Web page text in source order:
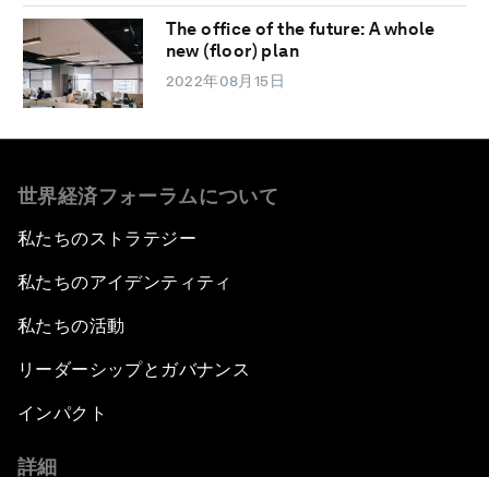
The office of the future: A whole
new (floor) plan
2022年08月15日
世界経済フォーラムについて
私たちのストラテジー
私たちのアイデンティティ
私たちの活動
リーダーシップとガバナンス
インパクト
詳細